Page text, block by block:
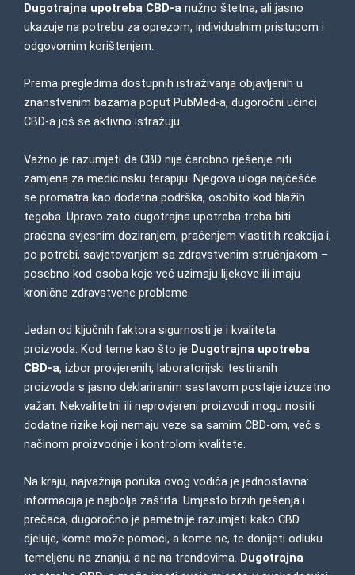
Dugotrajna upotreba CBD-a nužno štetna, ali jasno
ukazuje na potrebu za oprezom, individualnim pristupom i
odgovornim korištenjem.
Prema pregledima dostupnih istraživanja objavljenih u
znanstvenim bazama poput PubMed-a, dugoročni učinci
CBD-a još se aktivno istražuju.
Važno je razumjeti da CBD nije čarobno rješenje niti
zamjena za medicinsku terapiju. Njegova uloga najčešće
se promatra kao dodatna podrška, osobito kod blažih
tegoba. Upravo zato dugotrajna upotreba treba biti
praćena svjesnim doziranjem, praćenjem vlastitih reakcija i,
po potrebi, savjetovanjem sa zdravstvenim stručnjakom –
posebno kod osoba koje već uzimaju lijekove ili imaju
kronične zdravstvene probleme.
Jedan od ključnih faktora sigurnosti je i kvaliteta
proizvoda. Kod teme kao što je Dugotrajna upotreba
CBD-a, izbor provjerenih, laboratorijski testiranih
proizvoda s jasno deklariranim sastavom postaje izuzetno
važan. Nekvalitetni ili neprovjereni proizvodi mogu nositi
dodatne rizike koji nemaju veze sa samim CBD-om, već s
načinom proizvodnje i kontrolom kvalitete.
Na kraju, najvažnija poruka ovog vodiča je jednostavna:
informacija je najbolja zaštita. Umjesto brzih rješenja i
prečaca, dugoročno je pametnije razumjeti kako CBD
djeluje, kome može pomoći, a kome ne, te donijeti odluku
temeljenu na znanju, a ne na trendovima. Dugotrajna